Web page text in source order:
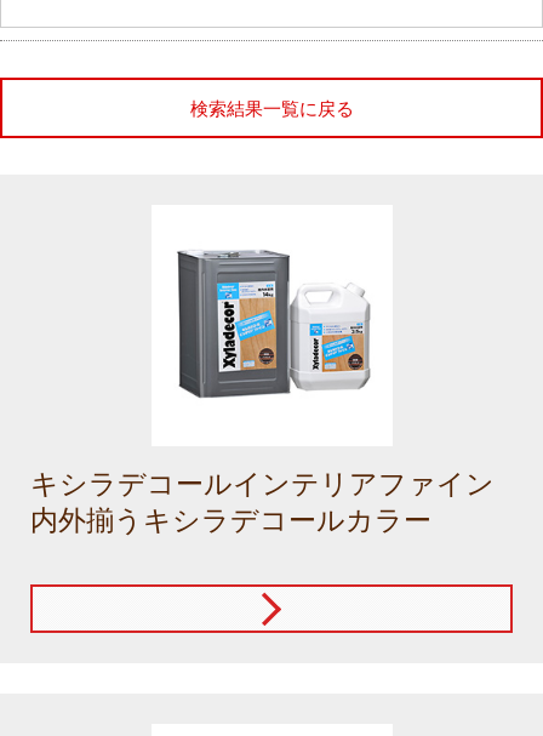
検索結果一覧に戻る
キシラデコールインテリアファイン
内外揃うキシラデコールカラー